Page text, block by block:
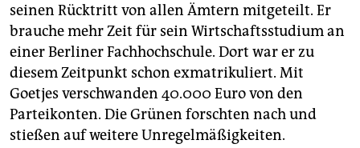
seinen Rücktritt von allen Ämtern mitgeteilt. Er
brauche mehr Zeit für sein Wirtschaftsstudium an
einer Berliner Fachhochschule. Dort war er zu
diesem Zeitpunkt schon exmatrikuliert. Mit
Goetjes verschwanden 40.000 Euro von den
Parteikonten. Die Grünen forschten nach und
stießen auf weitere Unregelmäßigkeiten.